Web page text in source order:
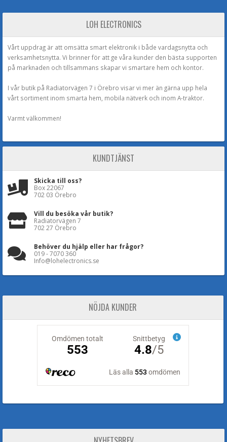
LOH ELECTRONICS
Vårt uppdrag är att omsätta smart elektronik i både vardagsnytta och
verksamhetsnytta. Vi brinner för att ge våra kunder den bästa supporten
på marknaden och tillsammans skapar vi smartare hem och kontor.
I vår butik på Radiatorvägen 7 i Örebro visar vi mer än gärna upp hela
vårt sortiment inom smarta hem, mobila nätverk och inom A-traktor.
Varmt välkommen!
KUNDTJÄNST
Skicka till oss?
Box 22067
702 03 Örebro
Vill du besöka vår butik?
Radiatorvägen 7
702 27 Örebro
Behöver du hjälp eller har frågor?
019 - 7070 360
Info@lohelectronics.se
NÖJDA KUNDER